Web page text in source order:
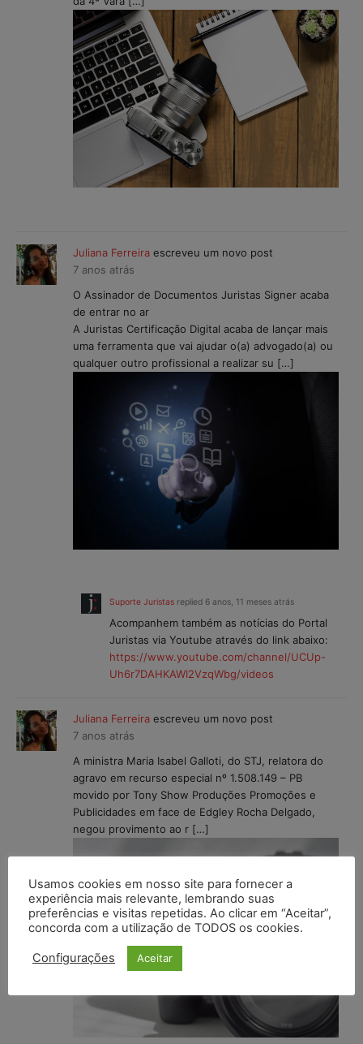
Juliana Ferreira escreveu um novo post
7 anos atrás
O Assinador de Documentos Juristas Signer acaba
de entrar no ar
A Juristas Certificação Digital acaba de lançar mais
uma ferramenta que vai ajudar o(a) advogado(a) ou
qualquer outro profissional a realizar su […]
Suporte Juristas replied 6 anos, 11 meses atrás
Acompanhem também as notícias do Portal
Juristas via Youtube através do link abaixo:
https://www.youtube.com/channel/UCUp-
Uh6r7DAHKAWI2VzqWbg/videos
Juliana Ferreira escreveu um novo post
7 anos atrás
A ministra Maria Isabel Galloti, do STJ, relatora do
agravo em recurso especial nº 1.508.149 – PB
movido por Tony Show Produções Promoções e
Publicidades em face de Edgley Rocha Delgado,
negou provimento ao r […]
Usamos cookies em nosso site para fornecer a
experiência mais relevante, lembrando suas
preferências e visitas repetidas. Ao clicar em “Aceitar”,
concorda com a utilização de TODOS os cookies.
Configurações Aceitar